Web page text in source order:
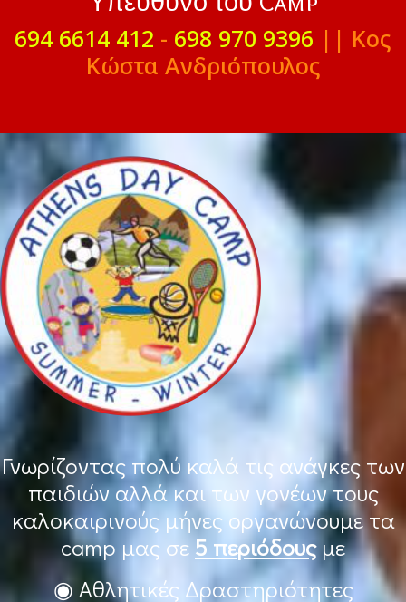
694 6614 412 - 698 970 9396 || Κος
Κώστα Ανδριόπουλος
Γνωρίζοντας πολύ καλά τις ανάγκες των
παιδιών αλλά και των γονέων τους
καλοκαιρινούς μήνες οργανώνουμε τα
camp μας σε 5 περιόδουςμε
◉ Αθλητικές Δραστηριότητες